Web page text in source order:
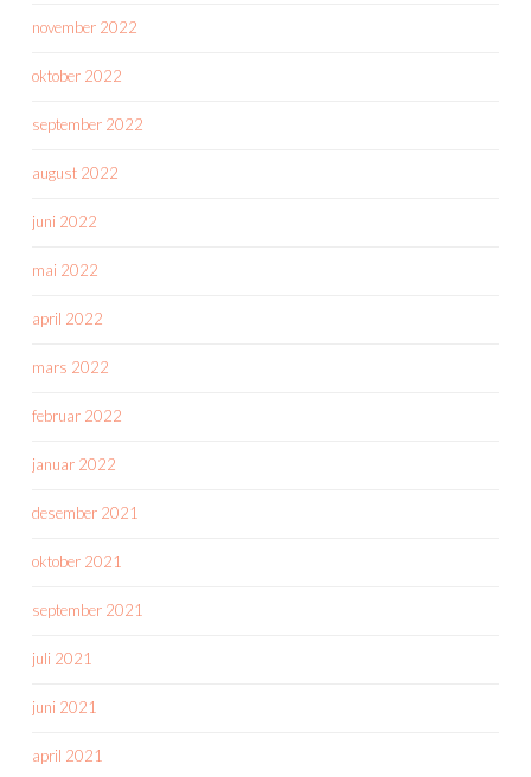
november 2022
oktober 2022
september 2022
august 2022
juni 2022
mai 2022
april 2022
mars 2022
februar 2022
januar 2022
desember 2021
oktober 2021
september 2021
juli 2021
juni 2021
april 2021